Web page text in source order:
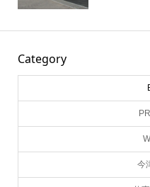
Category